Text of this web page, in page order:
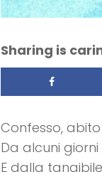
Sharing is
Confesso,
Da alcuni
E dalla